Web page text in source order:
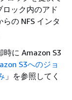
ック内のアド
の NFS インタ
時に Amazon S3
S3へのジョ
」を参照してく